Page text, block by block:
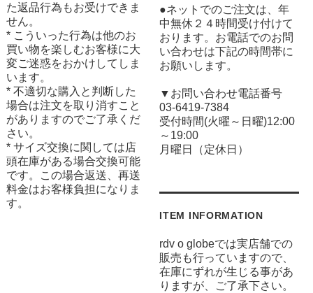
た返品行為もお受けできま
せん。
* こういった行為は他のお
買い物を楽しむお客様に大
変ご迷惑をおかけしてしま
います。
* 不適切な購入と判断した
場合は注文を取り消すこと
がありますのでご了承くだ
さい。
* サイズ交換に関しては店
頭在庫がある場合交換可能
です。この場合返送、再送
料金はお客様負担になりま
す。
●ネットでのご注文は、年
中無休２４時間受け付けて
おります。お電話でのお問
い合わせは下記の時間帯に
お願いします。
▼お問い合わせ電話番号
03-6419-7384
受付時間(火曜～日曜)12:00
～19:00
月曜日（定休日）
ITEM INFORMATION
rdv o globeでは実店舗での
販売も行っていますので、
在庫にずれが生じる事があ
りますが、ご了承下さい。